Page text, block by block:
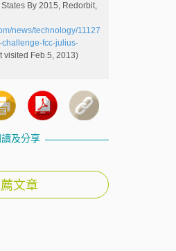
By 2015, Redorbit,
news/technology/11127
fcc-julius-
visited Feb.5, 2013)
及分享
文章